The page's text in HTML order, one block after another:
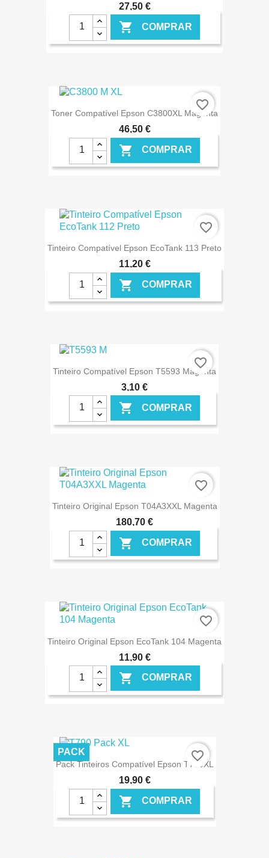
27,50 €
 COMPRAR
Toner Compatível Epson C3800XL Magenta
46,50 €
 COMPRAR
€ ONLINE
favorite_border
Tinteiro Compatível Epson EcoTank 113 Preto
11,20 €
 COMPRAR
favorite_border
Tinteiro Compatível Epson T5593 Magenta
3,10 €
 COMPRAR
€ ONLINE
favorite_border
Tinteiro Original Epson T04A3XXL Magenta
180,70 €
 COMPRAR
€ ONLINE
favorite_border
Tinteiro Original Epson EcoTank 104 Magenta
11,90 €
 COMPRAR
favorite_border
Pack Tinteiros Compatível Epson T790XL
19,90 €
 COMPRAR
PACK favorite_border